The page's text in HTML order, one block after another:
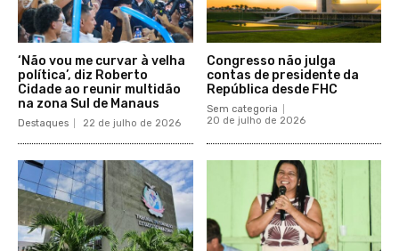
‘Não vou me curvar à velha
política’, diz Roberto
Cidade ao reunir multidão
na zona Sul de Manaus
Destaques 22 de julho de 2026
Congresso não julga
contas de presidente da
República desde FHC
Sem categoria
20 de julho de 2026